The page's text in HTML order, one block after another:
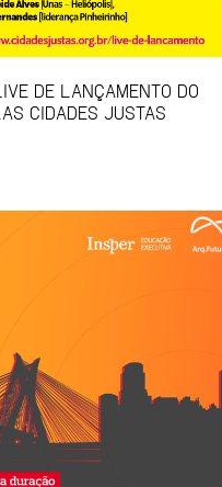
DE LANÇAMENTO DO
CIDADES JUSTAS